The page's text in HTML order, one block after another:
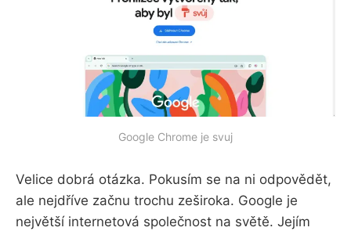
Google Chrome je svuj
Velice dobrá otázka. Pokusím se na ni odpovědět,
ale nejdříve začnu trochu zeširoka. Google je
největší internetová společnost na světě. Jejím